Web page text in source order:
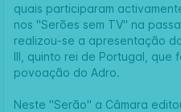
quais participaram
nos "Serões sem TV" na
realizou-se a apresentação
III, quinto rei de Portugal, que
povoação do Adro.
Neste "Serão" a Câmara